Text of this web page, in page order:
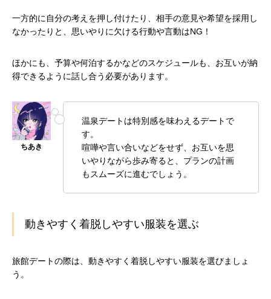
一方的に自分の考えを押し付けたり、相手の意見や希望を採用し
なかったりと、思いやりに欠ける行動や言動はNG！
ほかにも、予算や何泊するかなどのスケジュールも、お互いが納
得できるように話し合う必要があります。
温泉デートは特別感を味わえるデートで
す。
喧嘩や言い合いなどをせず、お互いを思
いやりながら歩み寄ると、プランの計画
もスムーズに進むでしょう。
動きやすく着脱しやすい服装を選ぶ
旅館デートの際は、動きやすく着脱しやすい服装を選びましょ
う。